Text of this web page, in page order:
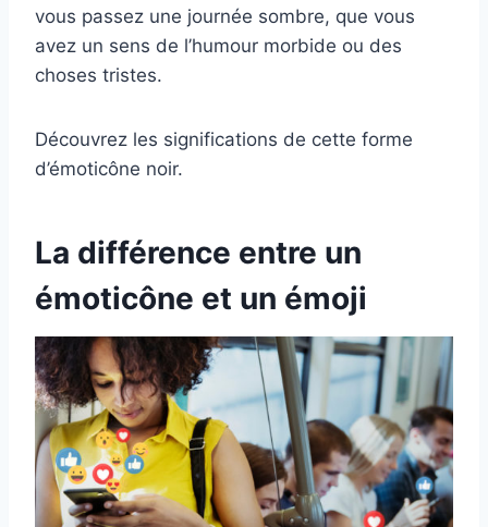
vous passez une journée sombre, que vous
avez un sens de l’humour morbide ou des
choses tristes.
Découvrez les significations de cette forme
d’émoticône noir.
La différence entre un
émoticône et un émoji